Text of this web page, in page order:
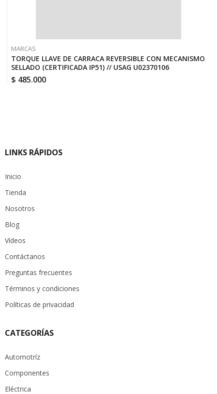
MARCAS
TORQUE LLAVE DE CARRACA REVERSIBLE CON MECANISMO
SELLADO (CERTIFICADA IP51) // USAG U02370106
$ 485.000
LINKS RÁPIDOS
Inicio
Tienda
Nosotros
Blog
Vídeos
Contáctanos
Preguntas frecuentes
Términos y condiciones
Políticas de privacidad
CATEGORÍAS
Automotríz
Componentes
Eléctrica